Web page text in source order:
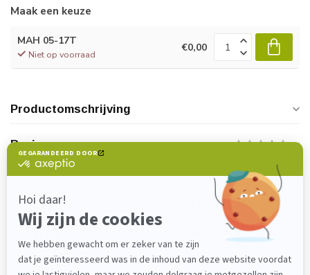
Maak een keuze
MAH 05-17T
Niet op voorraad
€0,00
Productomschrijving
Reviews
Heeft u vragen over dit product?
Neem gerust contact op met onze
verkoop@lijmenwinkel.nl
of+31 (0)85 4011571 . Wij helpen u graag!